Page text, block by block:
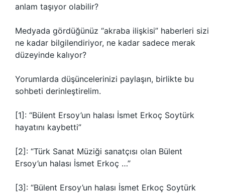
anlam taşıyor olabilir?
Medyada gördüğünüz “akraba ilişkisi” haberleri sizi
ne kadar bilgilendiriyor, ne kadar sadece merak
düzeyinde kalıyor?
Yorumlarda düşüncelerinizi paylaşın, birlikte bu
sohbeti derinleştirelim.
[1]: “Bülent Ersoy’un halası İsmet Erkoç Soytürk
hayatını kaybetti”
[2]: “Türk Sanat Müziği sanatçısı olan Bülent
Ersoy’un halası İsmet Erkoç …”
[3]: “Bülent Ersoy’un halası İsmet Erkoç Soytürk